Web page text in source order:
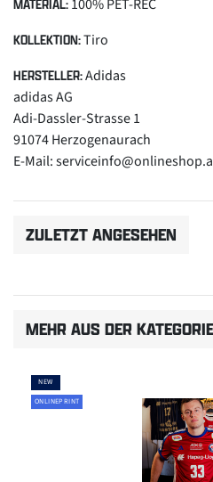
MATERIAL: 100% PET-REC
KOLLEKTION:Tiro
HERSTELLER:Adidas
adidas AG
Adi-Dassler-Strasse 1
91074 Herzogenaurach
E-Mail:
ZULETZT ANGESEHEN
MEHR AUS DER
NEW
ONLINEPRINT